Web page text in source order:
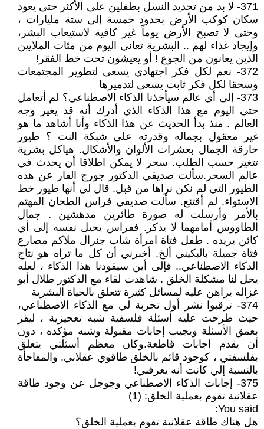
371- لا بد من تحديد النسل بطفلين على الأكثر حتى يعود
سكان كوكب الأرض بحدود خمسة إلى ستة مليارات ،
وحتى لا تصبح الأرض يوماً غير كافية لاستيعاب البشر،
وإيجاد غذاء لهم .. البشرية تعاني اليوم من مئات الملايين
الذين يعانون من الجوع ! أو يعيشون تحت خط الفقر!
372- نعم لكل فكر اجتهادي يسعى لتطوير المجتمعات
وسحقا لكل فكر ثابت يسعى لتدميرها
373- إلى أي عالم سيأخذنا الذكاء الاصطناعي؟ لم أتعامل
حتى اليوم مع هذا الذكاء الذي أدرك أنه قد يغير وجه
العالم . منذ بدأ الحديث عن هذا الذكاء وأنا أشاهد ما هو
غير معقول بجماله وقدرته على شبكة النت ؟ طيور
خارقة الجمال بعشرات الألوان والأشكال. هياكل بشرية
تتغير حسب الطلب. سحر لا يمكن اطلاقا أن يحدث في
عالم السحر.سألت صديقي الدكتور جورج الفار عن هذه
الطيور التي لم نكن نراها من قبل. قال لي أنها طيور خط
الاستواء. لم أقتنع. سألت صديقي فراس الطحان المهتم
بالأمر وأرسلت له صورة طائرين مدهشين . جمال
الطاووس أمامهما لا يذكر. ففراس يحيل نفسه إلى أي
كائن يريده . طفل فتاة امرأة شاب جنرال ملاكم مصارع
فتاة جميلة بالبكيني ألخ. أخبرني أن كل ما تراه هو نتاج
الذكاء الاصطناعي.. فإلى أين سيقودنا هذا الذكاء ، لعله
يحل لنا مشكلة الخلق . شاهدت لقاء مع الدكتور طلال أبو
غزاله يراهن عليه لمسائل كثيرة تتعلق بالحياة البشرية
374- ترقبوا نشر أول تجربة لي مع الذكاء الاصطناعي،
حيث طرحت عليه أسئلة فلسفية شبه تعجيزية ، ليقر
بعمق الأسئلة ويجيب إجابات مقبولة وشبه مؤكده ، دون
أن يقدم اجابات قاطعة.وكان معظم أسئلتي يتعلق
بفلسفتي ، كوجود قائم بالخلق طاقوي عقلاني. والمفاجأة
بالنسبة إلي كانت أنه يعرفني!
375- إجابات الذكاء الاصطناعي وجوجل عن وجود طاقة
عقلانية تقوم بعملية الخلق: (1)
You said:
هل هناك طاقة عقلانية تقوم بعملية الخلق؟